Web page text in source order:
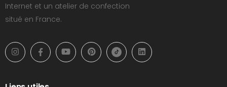
Internet et un atelier de confection
situé en France.